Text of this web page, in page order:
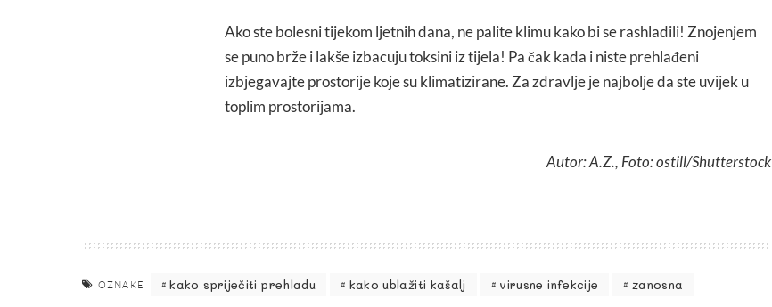
Ako ste bolesni tijekom ljetnih dana, ne palite klimu kako bi se rashladili! Znojenjem
se puno brže i lakše izbacuju toksini iz tijela! Pa čak kada i niste prehlađeni
izbjegavajte prostorije koje su klimatizirane. Za zdravlje je najbolje da ste uvijek u
toplim prostorijama.
Autor: A.Z., Foto: ostill/Shutterstock
OZNAKE kako spriječiti prehladu kako ublažiti kašalj virusne infekcije zanosna